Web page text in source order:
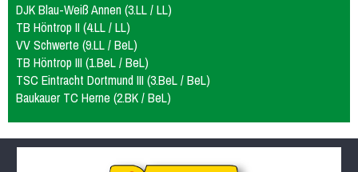
DJK Blau-Weiß Annen (3.LL / LL)
TB Höntrop II (4.LL / LL)
VV Schwerte (9.LL / BeL)
TB Höntrop III (1.BeL / BeL)
TSC Eintracht Dortmund III (3.BeL / BeL)
Baukauer TC Herne (2.BK / BeL)